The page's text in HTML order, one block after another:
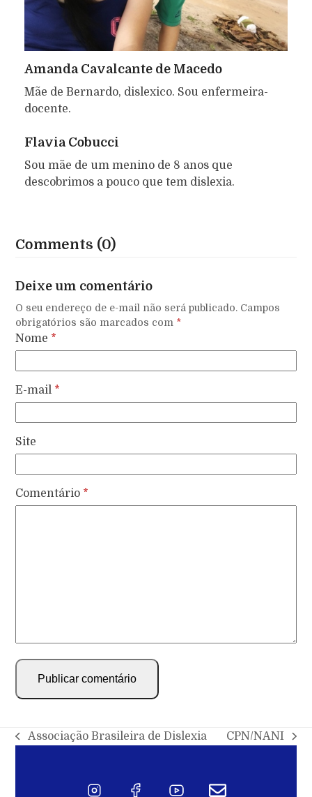
Amanda Cavalcante de Macedo
Mãe de Bernardo, dislexico. Sou enfermeira-
docente.
Flavia Cobucci
Sou mãe de um menino de 8 anos que
descobrimos a pouco que tem dislexia.
Comments (0)
Deixe um comentário
O seu endereço de e-mail não será publicado. Campos
obrigatórios são marcados com *
Nome *
E-mail *
Site
Comentário *
Associação Brasileira de Dislexia CPN/NANI